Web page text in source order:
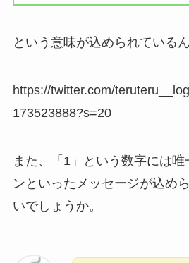
という意味が込められている
https://twitter.com/
173523888?s=20
また、「1」という数字には
ンといったメッセージが込め
いでしょうか。